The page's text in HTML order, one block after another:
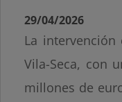
29/04/2026
La
Vila-Seca, con
millones de